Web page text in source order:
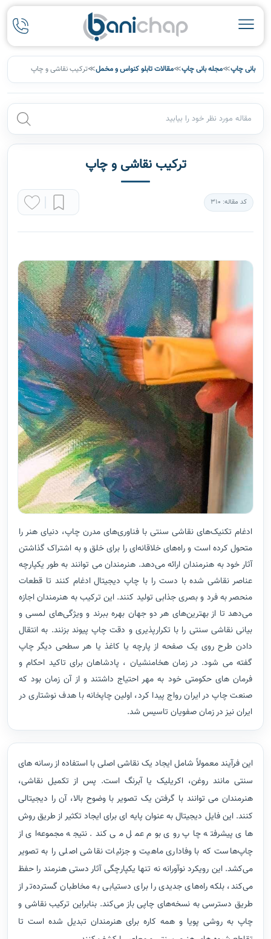
بانی چاپ≫مجله بانی چاپ≫مقالات تابلو کنواس و مخمل≫ترکیب نقاشی و چاپ
ترکیب نقاشی و چاپ
کد مقاله: 310
ادغام تکنیک‌های نقاشی سنتی با فناوری‌های مدرن چاپ، دنیای هنر را
متحول کرده است و راه‌های خلاقانه‌ای را برای خلق و به اشتراک گذاشتن
آثار خود به هنرمندان ارائه می‌دهد. هنرمندان می توانند به طور یکپارچه
عناصر نقاشی شده با دست را با چاپ دیجیتال ادغام کنند تا قطعات
منحصر به فرد و بصری جذابی تولید کنند. این ترکیب به هنرمندان اجازه
می‌دهد تا از بهترین‌های هر دو جهان بهره ببرند و ویژگی‌های لمسی و
بیانی نقاشی سنتی را با تکرارپذیری و دقت چاپ پیوند بزنند. به انتقال
دادن طرح روی یک صفحه از پارچه یا کاغذ یا هر سطحی دیگر چاپ
گفته می شود. در زمان هخامنشیان ، پادشاهان برای تاکید احکام و
فرمان های حکومتی خود به مهر احتیاج داشتند و از آن زمان بود که
صنعت چاپ در ایران رواج پیدا کرد، اولین چاپخانه با هدف نوشتاری در
ایران نیز در زمان صفویان تاسیس شد.
این فرآیند معمولاً شامل ایجاد یک نقاشی اصلی با استفاده از رسانه های
سنتی مانند روغن، اکریلیک یا آبرنگ است. پس از تکمیل نقاشی،
هنرمندان می توانند با گرفتن یک تصویر با وضوح بالا، آن را دیجیتالی
کنند. این فایل دیجیتال به عنوان پایه ای برای ایجاد تکثیر از طریق روش
های پیشرفته چاپ روی بوم عمل می کند. نتیجه مجموعه‌ای از
چاپ‌هاست که با وفاداری ماهیت و جزئیات نقاشی اصلی را به تصویر
می‌کشد. این رویکرد نوآورانه نه تنها یکپارچگی آثار دستی هنرمند را حفظ
می‌کند، بلکه راه‌های جدیدی را برای دستیابی به مخاطبان گسترده‌تر از
طریق دسترسی به نسخه‌های چاپی باز می‌کند. بنابراین ترکیب نقاشی و
چاپ به روشی پویا و همه کاره برای هنرمندان تبدیل شده است تا